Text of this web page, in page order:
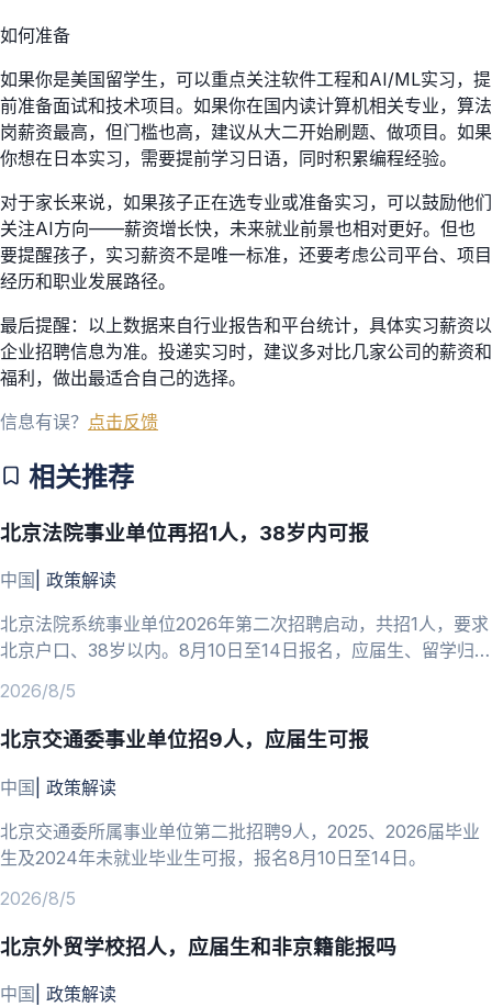
如何准备
如果你是美国留学生，可以重点关注软件工程和AI/ML实习，提
前准备面试和技术项目。如果你在国内读计算机相关专业，算法
岗薪资最高，但门槛也高，建议从大二开始刷题、做项目。如果
你想在日本实习，需要提前学习日语，同时积累编程经验。
对于家长来说，如果孩子正在选专业或准备实习，可以鼓励他们
关注AI方向——薪资增长快，未来就业前景也相对更好。但也
要提醒孩子，实习薪资不是唯一标准，还要考虑公司平台、项目
经历和职业发展路径。
最后提醒：以上数据来自行业报告和平台统计，具体实习薪资以
企业招聘信息为准。投递实习时，建议多对比几家公司的薪资和
福利，做出最适合自己的选择。
信息有误？ 点击反馈
相关推荐
北京法院事业单位再招1人，38岁内可报
中国 政策解读
北京法院系统事业单位2026年第二次招聘启动，共招1人，要求
北京户口、38岁以内。8月10日至14日报名，应届生、留学归国
2026/8/5
北京交通委事业单位招9人，应届生可报
中国 政策解读
北京交通委所属事业单位第二批招聘9人，2025、2026届毕业
生及2024年未就业毕业生可报，报名8月10日至14日。
2026/8/5
北京外贸学校招人，应届生和非京籍能报吗
中国 政策解读